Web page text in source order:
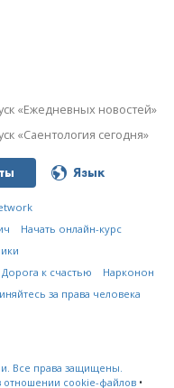
«Ежедневных новостей»
«Саентология сегодня»
Язык
Начать онлайн-курс
Дорога к счастью
Нарконон
за права человека
Все права защищены.
отношении cookie-файлов •